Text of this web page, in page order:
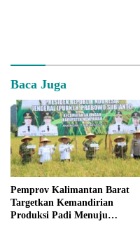
Baca Juga
Pemprov Kalimantan Barat
Targetkan Kemandirian
Produksi Padi Menuju